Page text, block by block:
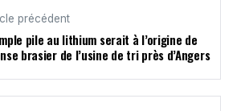
précédent
pile au lithium serait à l’origine de
brasier de l’usine de tri près d’Angers